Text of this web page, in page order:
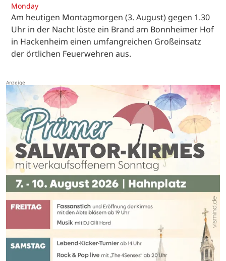
Monday
Am heutigen Montagmorgen (3. August) gegen 1.30
Uhr in der Nacht löste ein Brand am Bonnheimer Hof
in Hackenheim einen umfangreichen Großeinsatz
der örtlichen Feuerwehren aus.